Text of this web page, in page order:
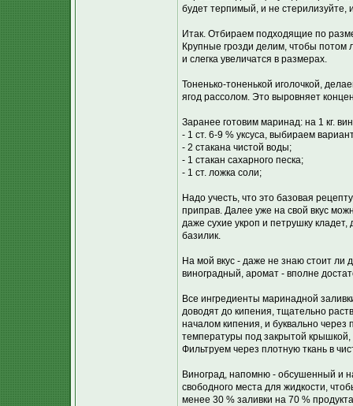
будет терпимый, и не стерилизуйте,
Итак. Отбираем подходящие по
Крупные грозди делим, чтобы потом
и слегка увеличатся в размерах.
Тоненько-тоненькой иголочкой,
ягод рассолом. Это выровняет
Заранее готовим маринад: на 1 кг.
- 1 ст. 6-9 % уксуса, выбираем
- 2 стакана чистой воды;
- 1 стакан сахарного песка;
- 1 ст. ложка соли;
Надо учесть, что это базовая
приправ. Далее уже на свой вкус
даже сухие укроп и петрушку
базилик.
На мой вкус - даже не знаю стоит ли
виноградный, аромат - вполне
Все ингредиенты маринадной
доводят до кипения, тщательно
началом кипения, и буквально
температуры под закрытой
Фильтруем через плотную ткань в
Виноград, напомню - обсушенный и
свободного места для жидкости,
менее 30 % заливки на 70 %